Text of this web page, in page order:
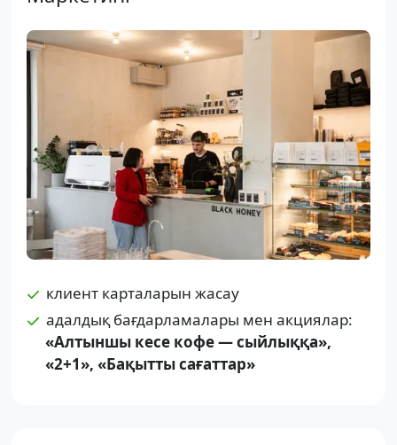
клиент карталарын жасау
адалдық бағдарламалары мен акциялар:
«Алтыншы кесе кофе — сыйлыққа»,
«2+1», «Бақытты сағаттар»